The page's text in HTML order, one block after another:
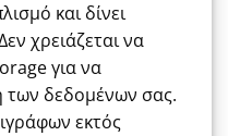
και δίνει
χρειάζεται να
για να
των δεδομένων σας.
εκτός